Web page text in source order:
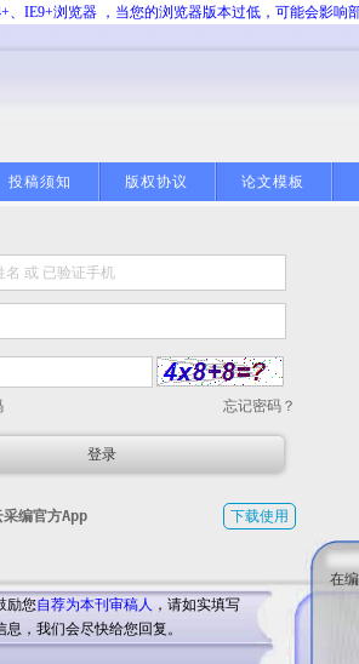
、IE9+浏览器 ，当您的浏览器版本过低，可能会影响
投稿须知 版权协议 论文模板
忘记密码？
采编官方App 下载使用
励您自荐为本刊审稿人 ，请如实填写
息，我们会尽快给您回复。
在